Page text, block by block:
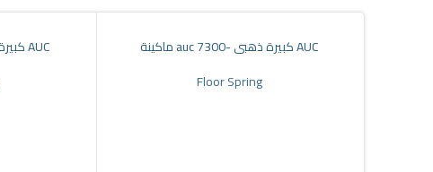
ماكينة auc كبيرة اسود -7300 AUC
ماكينة auc كبيرة ذهبى -7300 AUC
Floor Spring